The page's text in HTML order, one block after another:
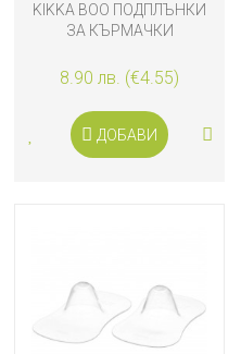
KIKKA BOO ПОДПЛЪНКИ
ЗА КЪРМАЧКИ
8.90 лв. (€4.55)
ДОБАВИ